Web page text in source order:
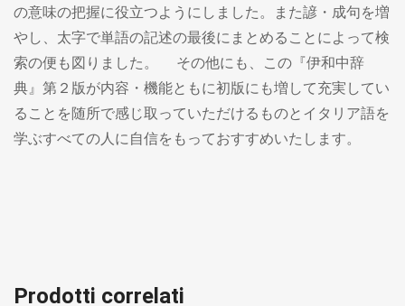
の意味の把握に役立つようにしました。また諺・成句を増
やし、太字で単語の記述の最後にまとめることによって検
索の便も図りました。 その他にも、この『伊和中辞
典』第２版が内容・機能ともに初版にも増して充実してい
ることを随所で感じ取っていただけるものとイタリア語を
学ぶすべての人に自信をもっておすすめいたします。
Prodotti correlati